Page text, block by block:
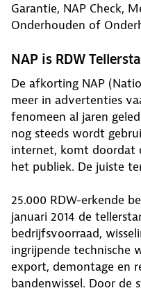
Garantie, NAP Check,
Onderhouden of
NAP is RDW
De afkorting NAP
meer in advertenties
fenomeen al jaren
nog steeds wordt
internet, komt doordat
het publiek. De juiste
25.000 RDW-erkende
januari 2014 de
bedrijfsvoorraad,
ingrijpende technische
export, demontage en
bandenwissel. Door de